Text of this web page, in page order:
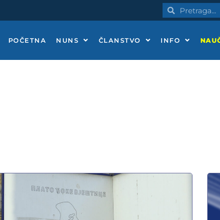
PretragaPretraga
POČETNA NUNS ČLANSTVO INFO